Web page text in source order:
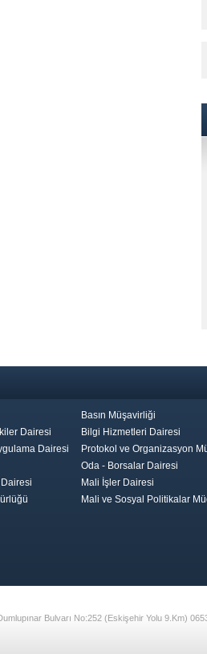
Basın Müşavirliği
Dairesi
Bilgi Hizmetleri Dairesi
Dairesi
Protokol ve Organizasyon
Oda - Borsalar Dairesi
Mali İşler Dairesi
Mali ve Sosyal Politikalar
Bulvarı No:252 (Eskişehir Yolu 9.Km)